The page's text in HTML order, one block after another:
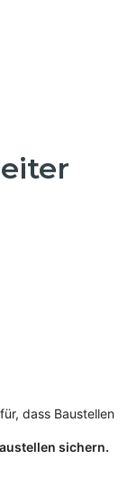
dass Baustellen
sichern.